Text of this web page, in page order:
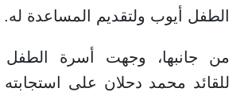
الطفل أيوب ولتقديم المساعدة له.
من جانبها، وجهت أسرة الطفل
للقائد محمد دحلان على استجابته